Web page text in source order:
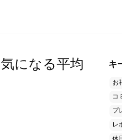
になる平均
キ
お
コ
プ
レ
休